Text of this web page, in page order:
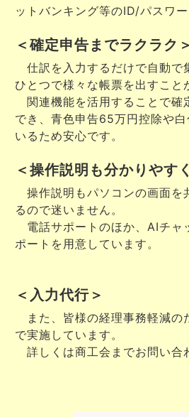
ットバンキング等のID/パスワ
＜確定申告までラクラク＞
仕訳を入力するだけで自動で
ひとつで様々な帳票を出すこと
関連機能を活用することで確
でき、青色申告65万円控除や
いるため安心です。
＜操作説明も分かりやす
操作説明もパソコンの画面を
るので迷いません。
電話サポートのほか、AIチャ
ポートを用意しています。
＜入力代行＞
また、皆様の経理事務軽減の
で実施しています。
詳しくは商工会までお問い合